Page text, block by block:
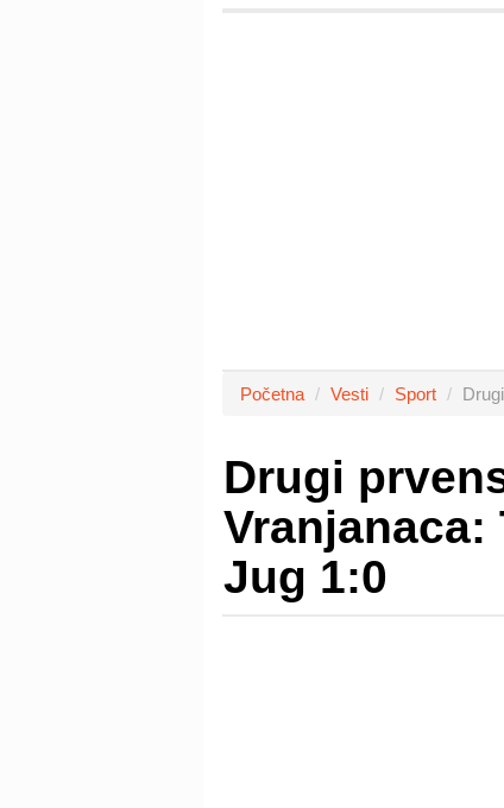
Početna Vesti Sport
Drugi
Vranjanaca:
Jug 1:0